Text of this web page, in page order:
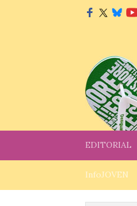
EDITORIAL
InfoJOVEN